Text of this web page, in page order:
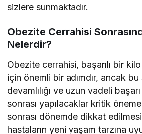
sizlere sunmaktadır.
Obezite Cerrahisi
Nelerdir?
Obezite cerrahisi, başarılı bir
için önemli bir adımdır, ancak bu
devamlılığı ve uzun vadeli
sonrası yapılacaklar kritik
sonrası dönemde dikkat
hastaların yeni yaşam tarzına